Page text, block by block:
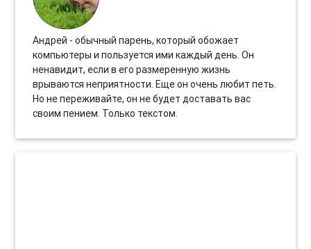
Андрей - обычный парень, который обожает
компьютеры и пользуется ими каждый день. Он
ненавидит, если в его размеренную жизнь
врываются неприятности. Еще он очень любит петь.
Но не переживайте, он не будет доставать вас
своим пением. Только текстом.